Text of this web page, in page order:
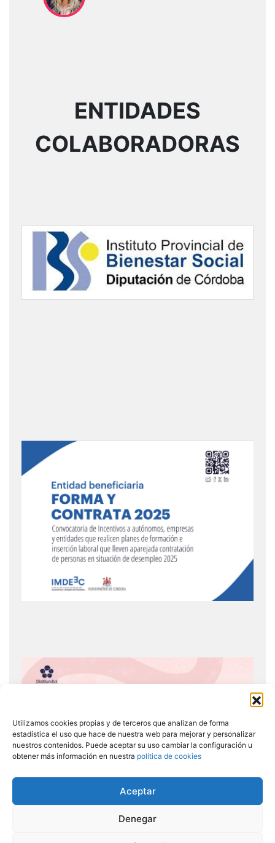
Utilizamos cookies propias y de terceros que analizan de forma
estadística el uso que hace de nuestra web para mejorar y personalizar
nuestros contenidos. Puede aceptar su uso cambiar la configuración u
obtener más información en nuestra política de cookies
Aceptar
Denegar
ENTIDADES
COLABORADORAS